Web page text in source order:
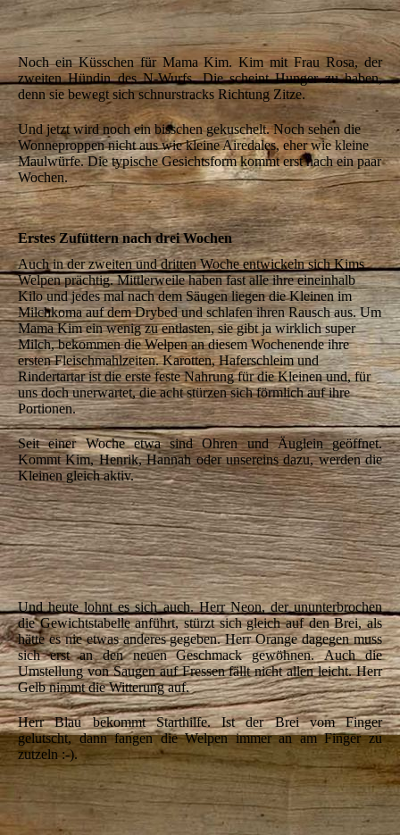
IMG_5573
IMG_5576
Noch ein Küsschen für Mama Kim.Kim mit Frau Rosa, der
zweiten Hündin des N-Wurfs.Die scheint Hunger zu haben,
denn sie bewegt sich schnurstracks Richtung Zitze.
Und jetzt wird noch ein bisschen gekuschelt. Noch sehen die
Wonneproppen nicht aus wie kleine Airedales, eher wie kleine
Maulwürfe. Die typische Gesichtsform kommt erst nach ein paar
Wochen.
Erstes Zufüttern nach drei Wochen
Auch in der zweiten und dritten Woche entwickeln sich Kims
Welpen prächtig. Mittlerweile haben fast alle ihre eineinhalb
Kilo und jedes mal nach dem Säugen liegen die Kleinen im
Milchkoma auf dem Drybed und schlafen ihren Rausch aus. Um
Mama Kim ein wenig zu entlasten, sie gibt ja wirklich super
Milch, bekommen die Welpen an diesem Wochenende ihre
ersten Fleischmahlzeiten. Karotten, Haferschleim und
Rindertartar ist die erste feste Nahrung für die Kleinen und, für
uns doch unerwartet, die acht stürzen sich förmlich auf ihre
Portionen.
Seit einer Woche etwa sind Ohren und Äuglein geöffnet.
Kommt Kim, Henrik,Hannah oder unsereins dazu, werden die
Kleinen gleich aktiv.
IMG_5600
IMG_5601
IMG_5603
Und heute lohnt es sich auch. Herr Neon, der ununterbrochen
die Gewichtstabelle anführt, stürzt sich gleich auf den Brei, als
hätte es nie etwas anderes gegeben.Herr Orange dagegen muss
sich erst an den neuen Geschmack gewöhnen.Auch die
Umstellung von Saugen auf Fressen fällt nicht allen leicht.Herr
Gelb nimmt die Witterung auf.
Herr Blau bekommt Starthilfe. Ist der Brei vom Finger
gelutscht, dann fangen die Welpen immer an am Finger zu
zutzeln :-).
IMG_5606